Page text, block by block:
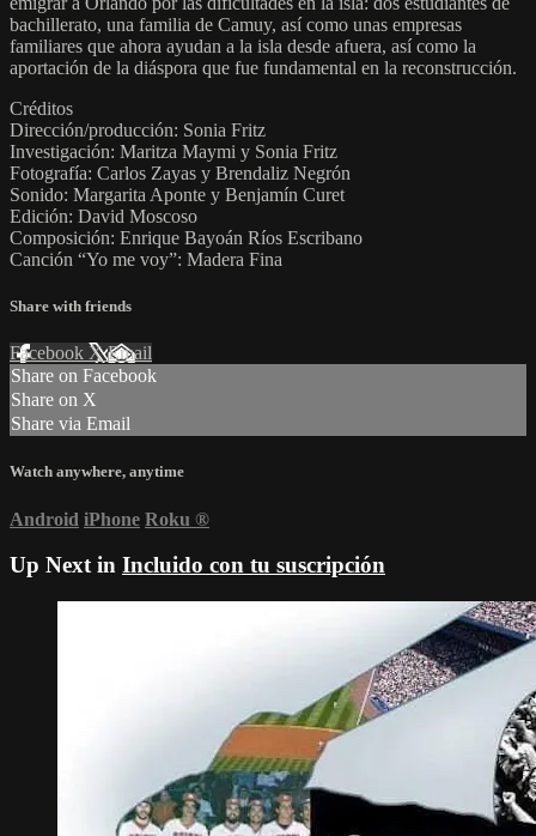
bachillerato, una familia de Camuy, así como unas empresas
familiares que ahora ayudan a la isla desde afuera, así como la
aportación de la diáspora que fue fundamental en la reconstrucción.
Créditos
Dirección/producción: Sonia Fritz
Investigación: Maritza Maymi y Sonia Fritz
Fotografía: Carlos Zayas y Brendaliz Negrón
Sonido: Margarita Aponte y Benjamín Curet
Edición: David Moscoso
Composición: Enrique Bayoán Ríos Escribano
Canción “Yo me voy”: Madera Fina
Share with friends
Facebook XEmail
Share on Facebook
Share on X
Share via Email
Watch anywhere, anytime
Android iPhone Roku ®
Up Next in Incluido con tu suscripción